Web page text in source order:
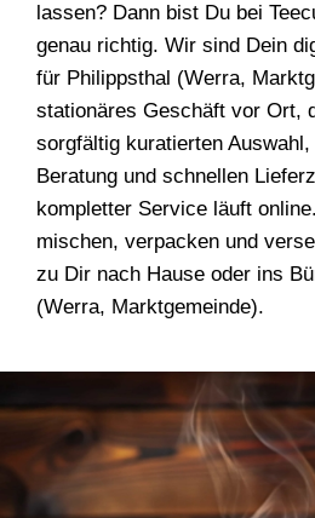
lassen? Dann bist Du bei
genau richtig. Wir sind Dein
für Philippsthal (Werra,
stationäres Geschäft vor Ort,
sorgfältig kuratierten
Beratung und schnellen
kompletter Service läuft
mischen, verpacken und
zu Dir nach Hause oder ins
(Werra, Marktgemeinde).